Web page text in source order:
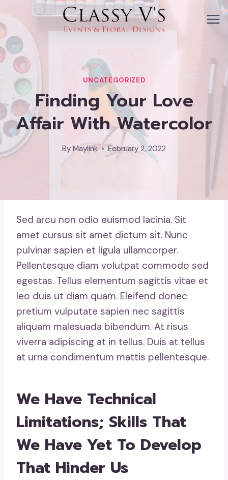
to
content
UNCATEGORIZED
Finding Your Love
Affair With Watercolor
By Maylink February 2, 2022
Sed arcu non odio euismod lacinia. Sit
amet cursus sit amet dictum sit. Nunc
pulvinar sapien et ligula ullamcorper.
Pellentesque diam volutpat commodo sed
egestas. Tellus elementum sagittis vitae et
leo duis ut diam quam. Eleifend donec
pretium vulputate sapien nec sagittis
aliquam malesuada bibendum. At risus
viverra adipiscing at in tellus. Duis at tellus
at urna condimentum mattis pellentesque.
We Have Technical
Limitations; Skills That
We Have Yet To Develop
That Hinder Us